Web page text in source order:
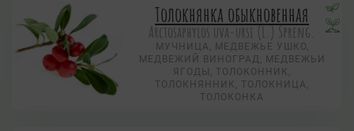
Толокнянка обыкновенная
Arctosaphylos uva-ursi (L.) Spreng.
МУЧНИЦА, МЕДВЕЖЬЕ УШКО,
МЕДВЕЖИЙ ВИНОГРАД, МЕДВЕЖЬИ
ЯГОДЫ, ТОЛОКОННИК,
ТОЛОКНЯННИК, ТОЛОКНИЦА,
ТОЛОКОНКА